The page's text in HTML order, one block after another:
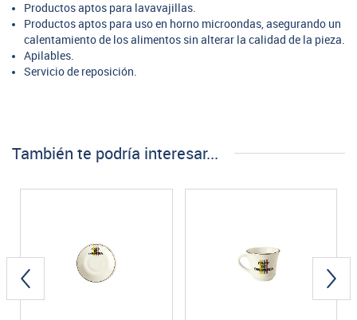
Productos aptos para lavavajillas.
Productos aptos para uso en horno microondas, asegurando un
calentamiento de los alimentos sin alterar la calidad de la pieza.
Apilables.
Servicio de reposición.
También te podría interesar...